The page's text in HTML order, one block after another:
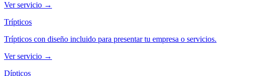
Ver servicio →
Trípticos
Trípticos con diseño incluido para presentar tu empresa o servicios.
Ver servicio →
Dípticos